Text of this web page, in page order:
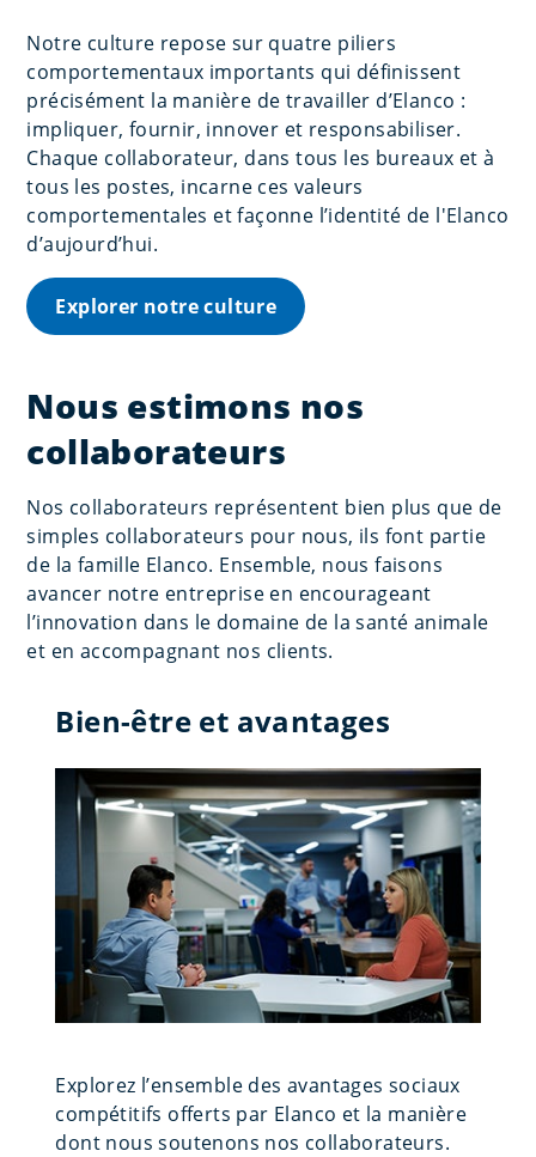
Notre culture repose sur quatre piliers
comportementaux importants qui définissent
précisément la manière de travailler d’Elanco :
impliquer, fournir, innover et responsabiliser.
Chaque collaborateur, dans tous les bureaux et à
tous les postes, incarne ces valeurs
comportementales et façonne l’identité de l'Elanco
d’aujourd’hui.
Explorer notre culture
Nous estimons nos
collaborateurs
Nos collaborateurs représentent bien plus que de
simples collaborateurs pour nous, ils font partie
de la famille Elanco. Ensemble, nous faisons
avancer notre entreprise en encourageant
l’innovation dans le domaine de la santé animale
et en accompagnant nos clients.
Bien-être et avantages
Explorez l’ensemble des avantages sociaux
compétitifs offerts par Elanco et la manière
dont nous soutenons nos collaborateurs.